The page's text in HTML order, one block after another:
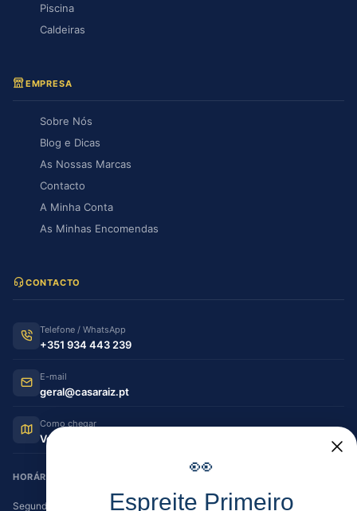
Piscina
Caldeiras
EMPRESA
Sobre Nós
Blog e Dicas
As Nossas Marcas
Contacto
A Minha Conta
As Minhas Encomendas
CONTACTO
Telefone / WhatsApp
+351 934 443 239
E-mail
geral@casaraiz.pt
Como chegar
Ver no Google Maps
HORÁRIO DE FUNCIONAMENTO
Segunda — Sexta 08:30–12:30 | 14:00–19:30
👀
Espreite Primeiro